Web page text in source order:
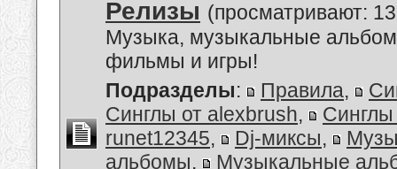
Релизы (просматривают:
Музыка, музыкальные
фильмы и игры!
Подразделы: Правила,
Синглы от alexbrush,
Синглы
runet12345, Dj-миксы,
альбомы,
Музыкальные